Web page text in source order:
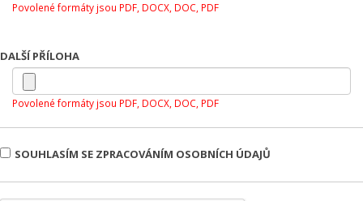
Povolené formáty jsou PDF, DOCX, DOC, PDF
DALŠÍ PŘÍLOHA
Povolené formáty jsou PDF, DOCX, DOC, PDF
SOUHLASÍM SE ZPRACOVÁNÍM OSOBNÍCH ÚDAJŮ